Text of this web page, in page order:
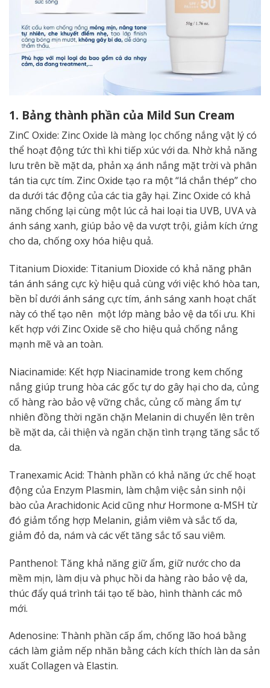
1. Bảng thành phần của Mild Sun Cream
ZinC Oxide: Zinc Oxide là màng lọc chống nắng vật lý có
thể hoạt động tức thì khi tiếp xúc với da. Nhờ khả năng
lưu trên bề mặt da, phản xạ ánh nắng mặt trời và phân
tán tia cực tím. Zinc Oxide tạo ra một “lá chắn thép” cho
da dưới tác động của các tia gây hại. Zinc Oxide có khả
năng chống lại cùng một lúc cả hai loại tia UVB, UVA và
ánh sáng xanh, giúp bảo vệ da vượt trội, giảm kích ứng
cho da, chống oxy hóa hiệu quả.
Titanium Dioxide: Titanium Dioxide có khả năng phân
tán ánh sáng cực kỳ hiệu quả cùng với việc khó hòa tan,
bền bỉ dưới ánh sáng cực tím, ánh sáng xanh hoạt chất
này có thể tạo nên một lớp màng bảo vệ da tối ưu. Khi
kết hợp với Zinc Oxide sẽ cho hiệu quả chống nắng
mạnh mẽ và an toàn.
Niacinamide: Kết hợp Niacinamide trong kem chống
nắng giúp trung hòa các gốc tự do gây hại cho da, củng
cố hàng rào bảo vệ vững chắc, củng cố màng ẩm tự
nhiên đồng thời ngăn chặn Melanin di chuyển lên trên
bề mặt da, cải thiện và ngăn chặn tình trạng tăng sắc tố
da.
Tranexamic Acid: Thành phần có khả năng ức chế hoạt
động của Enzym Plasmin, làm chậm việc sản sinh nội
bào của Arachidonic Acid cũng như Hormone α-MSH từ
đó giảm tổng hợp Melanin, giảm viêm và sắc tố da,
giảm đỏ da, nám và các vết tăng sắc tố sau viêm.
Panthenol: Tăng khả năng giữ ẩm, giữ nước cho da
mềm mịn, làm dịu và phục hồi da hàng rào bảo vệ da,
thúc đẩy quá trình tái tạo tế bào, hình thành các mô
mới.
Adenosine: Thành phần cấp ẩm, chống lão hoá bằng
cách làm giảm nếp nhăn bằng cách kích thích làn da sản
xuất Collagen và Elastin.